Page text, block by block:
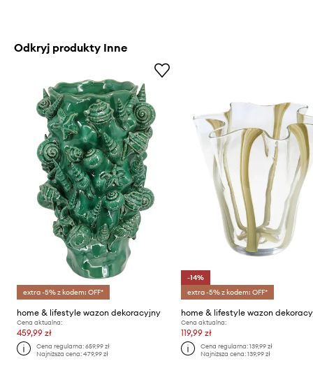
Odkryj produkty Inne
extra -5% z kodem: OFF*
home & lifestyle wazon dekoracyjny
Cena aktualna:
459,99 zł
Cena regularna:659,99 zł
Najniższa cena:479,99 zł
-14%
extra -5% z kodem: OFF*
Cena aktualna:
119,99 zł
Cena regularna: 139,99 zł
Najniższa cena: 139,99 zł